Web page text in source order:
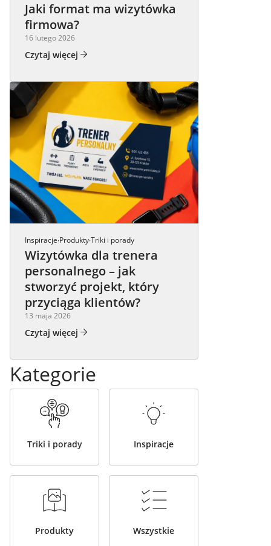
Jaki format ma wizytówka
firmowa?
16 lutego 2026
Czytaj więcej
Inspiracje·Produkty·Triki i porady
Wizytówka dla trenera
personalnego – jak
stworzyć projekt, który
przyciąga klientów?
13 maja 2026
Czytaj więcej
Kategorie
Triki i porady Inspiracje
Produkty Wszystkie